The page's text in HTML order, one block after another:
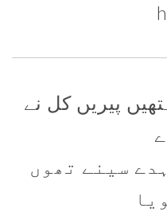
پیریں کل نے
سینے تھوں